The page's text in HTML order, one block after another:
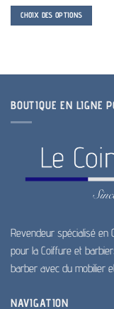
prix :
19.90€
à
CHOIX DES OPTIONS
plusieurs
Les
options
produit
BOUTIQUE EN LIGNE
Revendeur spécialisé en
pour la Coiffure et
barber avec du mobilier
NAVIGATION